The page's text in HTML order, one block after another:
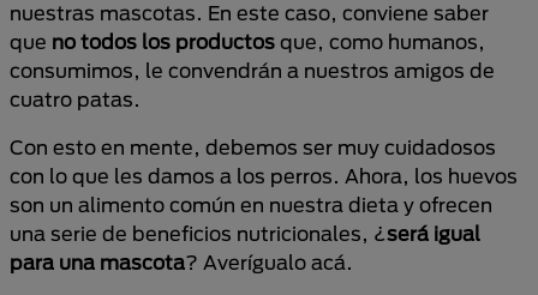
nuestras mascotas. En este caso, conviene saber
que no todos los productos que, como humanos,
consumimos, le convendrán a nuestros amigos de
cuatro patas.
Con esto en mente, debemos ser muy cuidadosos
con lo que les damos a los perros. Ahora, los huevos
son un alimento común en nuestra dieta y ofrecen
una serie de beneficios nutricionales, ¿será igual
para una mascota? Averígualo acá.